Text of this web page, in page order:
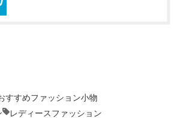
すすめファッション小物
レディースファッション